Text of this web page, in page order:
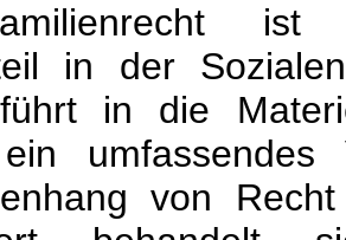
ist
in der
in die
von